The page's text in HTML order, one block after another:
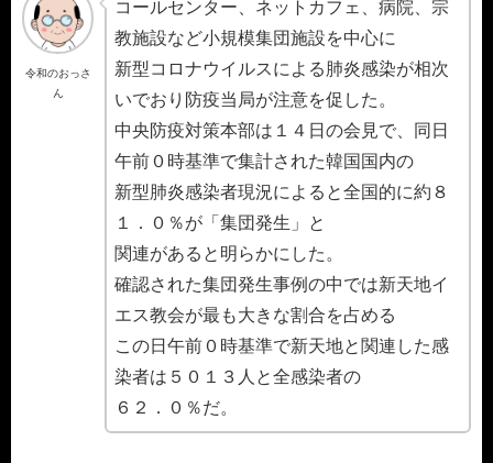
令和のおっさ
ん
コールセンター、ネットカフェ、病院、宗
教施設など小規模集団施設を中心に
新型コロナウイルスによる肺炎感染が相次
いでおり防疫当局が注意を促した。
中央防疫対策本部は１４日の会見で、同日
午前０時基準で集計された韓国国内の
新型肺炎感染者現況によると全国的に約８
１．０％が「集団発生」と
関連があると明らかにした。
確認された集団発生事例の中では新天地イ
エス教会が最も大きな割合を占める
この日午前０時基準で新天地と関連した感
染者は５０１３人と全感染者の
６２．０％だ。